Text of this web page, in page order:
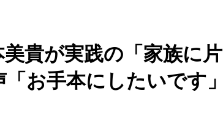
貴が実践の「家族に片
お手本にしたいです」